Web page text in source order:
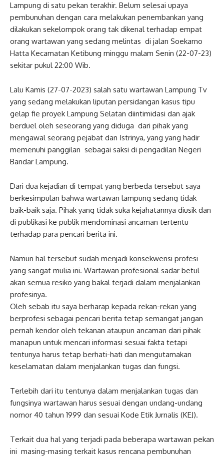
Lampung di satu pekan terakhir. Belum selesai upaya
pembunuhan dengan cara melakukan penembankan yang
dilakukan sekelompok orang tak dikenal terhadap empat
orang wartawan yang sedang melintas di jalan Soekarno
Hatta Kecamatan Ketibung minggu malam Senin (22-07-23)
sekitar pukul 22:00 Wib.
Lalu Kamis (27-07-2023) salah satu wartawan Lampung Tv
yang sedang melakukan liputan persidangan kasus tipu
gelap fie proyek Lampung Selatan diintimidasi dan ajak
berduel oleh seseorang yang diduga dari pihak yang
mengawal seorang pejabat dan Istrinya, yang yang hadir
memenuhi panggilan sebagai saksi di pengadilan Negeri
Bandar Lampung.
Dari dua kejadian di tempat yang berbeda tersebut saya
berkesimpulan bahwa wartawan lampung sedang tidak
baik-baik saja. Pihak yang tidak suka kejahatannya diusik dan
di publikasi ke publik mendominasi ancaman tertentu
terhadap para pencari berita ini.
Namun hal tersebut sudah menjadi konsekwensi profesi
yang sangat mulia ini. Wartawan profesional sadar betul
akan semua resiko yang bakal terjadi dalam menjalankan
profesinya.
Oleh sebab itu saya berharap kepada rekan-rekan yang
berprofesi sebagai pencari berita tetap semangat jangan
pernah kendor oleh tekanan ataupun ancaman dari pihak
manapun untuk mencari informasi sesuai fakta tetapi
tentunya harus tetap berhati-hati dan mengutamakan
keselamatan dalam menjalankan tugas dan fungsi.
Terlebih dari itu tentunya dalam menjalankan tugas dan
fungsinya wartawan harus sesuai dengan undang-undang
nomor 40 tahun 1999 dan sesuai Kode Etik Jurnalis (KEJ).
Terkait dua hal yang terjadi pada beberapa wartawan pekan
ini masing-masing terkait kasus rencana pembunuhan